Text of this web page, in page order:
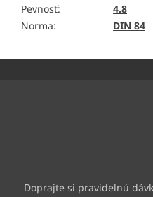
Pevnosť:
4.8
Norma: DIN 84